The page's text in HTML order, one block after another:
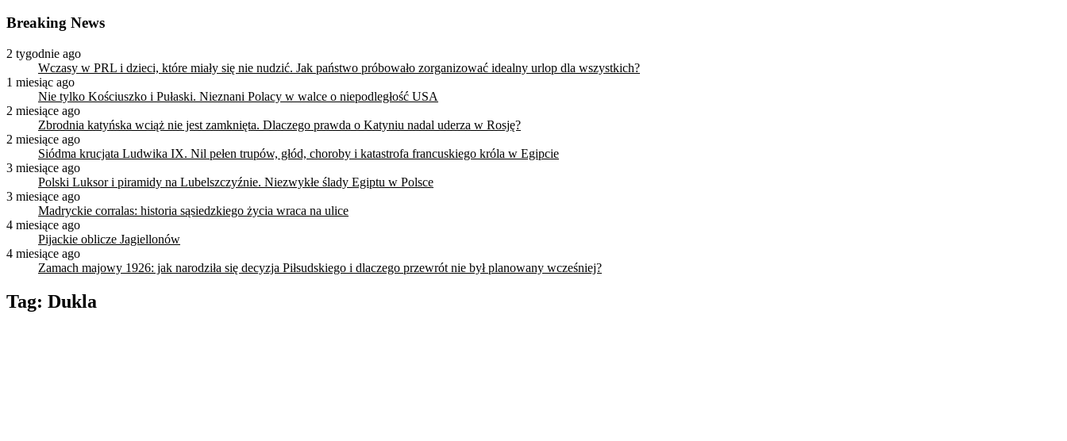
Breaking News
2 tygodnie ago
Wczasy w PRL i dzieci, które miały się nie nudzić. Jak państwo próbowało zorganizować idealny urlop dla wszystkich?
1 miesiąc ago
Nie tylko Kościuszko i Pułaski. Nieznani Polacy w walce o niepodległość USA
2 miesiące ago
Zbrodnia katyńska wciąż nie jest zamknięta. Dlaczego prawda o Katyniu nadal uderza w Rosję?
2 miesiące ago
Siódma krucjata Ludwika IX. Nil pełen trupów, głód, choroby i katastrofa francuskiego króla w Egipcie
3 miesiące ago
Polski Luksor i piramidy na Lubelszczyźnie. Niezwykłe ślady Egiptu w Polsce
3 miesiące ago
Madryckie corralas: historia sąsiedzkiego życia wraca na ulice
4 miesiące ago
Pijackie oblicze Jagiellonów
4 miesiące ago
Zamach majowy 1926: jak narodziła się decyzja Piłsudskiego i dlaczego przewrót nie był planowany wcześniej?
Tag: Dukla